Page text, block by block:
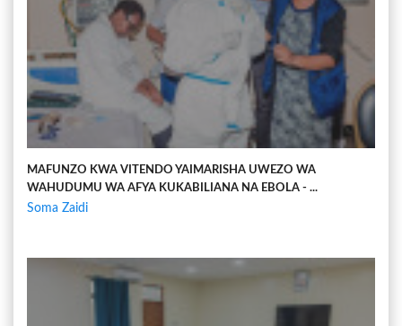
MAFUNZO KWA VITENDO YAIMARISHA UWEZO WA
WAHUDUMU WA AFYA KUKABILIANA NA EBOLA - ...
Soma Zaidi